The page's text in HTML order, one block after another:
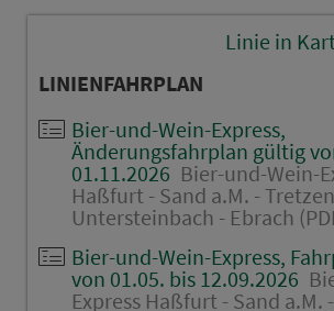
Linie in
LINIENFAHRPLAN
Bier-und-Wein-Express,
Änderungsfahrplan gültig
01.11.2026 Bier-und-Wein-
Haßfurt - Sand a.M. -
Untersteinbach - Ebrach
Bier-und-Wein-Express,
von 01.05. bis 12.09.2026
Express Haßfurt - Sand a.M.